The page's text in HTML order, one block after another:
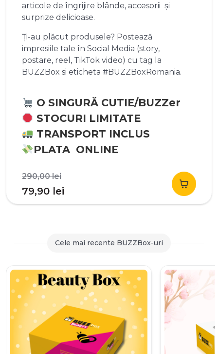
articole de îngrijire blânde, accesorii și
surprize delicioase.
Ți-au plăcut produsele? Postează
impresiile tale în Social Media (story,
postare, reel, TikTok video) cu tag la
BUZZBox si eticheta #BUZZBoxRomania.
O SINGURĂ CUTIE/BUZZer
STOCURI LIMITATE
TRANSPORT INCLUS
PLATA ONLINE
290,00leiPrețul
inițial
a
290,00 lei.
79,90 lei
curent
79,90 lei.
Cele mai recente BUZZBox-uri